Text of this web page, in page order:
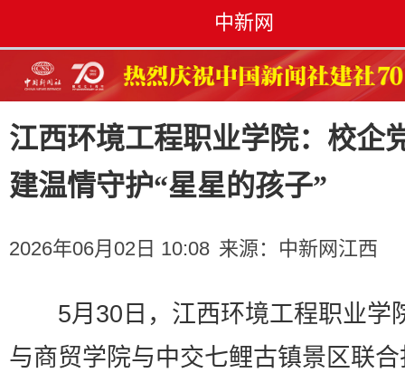
中新网
江西环境工程职业学院：校企
建温情守护“星星的孩子”
2026年06月02日 10:08 来源： 中新网江西
5月30日，江西环境工程职业学
与商贸学院与中交七鲤古镇景区联